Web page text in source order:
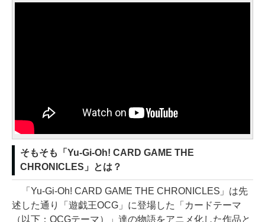
そもそも「Yu-Gi-Oh! CARD GAME THE
CHRONICLES」とは？
「Yu-Gi-Oh! CARD GAME THE CHRONICLES」は先
述した通り「遊戯王OCG」に登場した「カードテーマ
（以下：OCGテーマ）」達の物語をアニメ化した作品と